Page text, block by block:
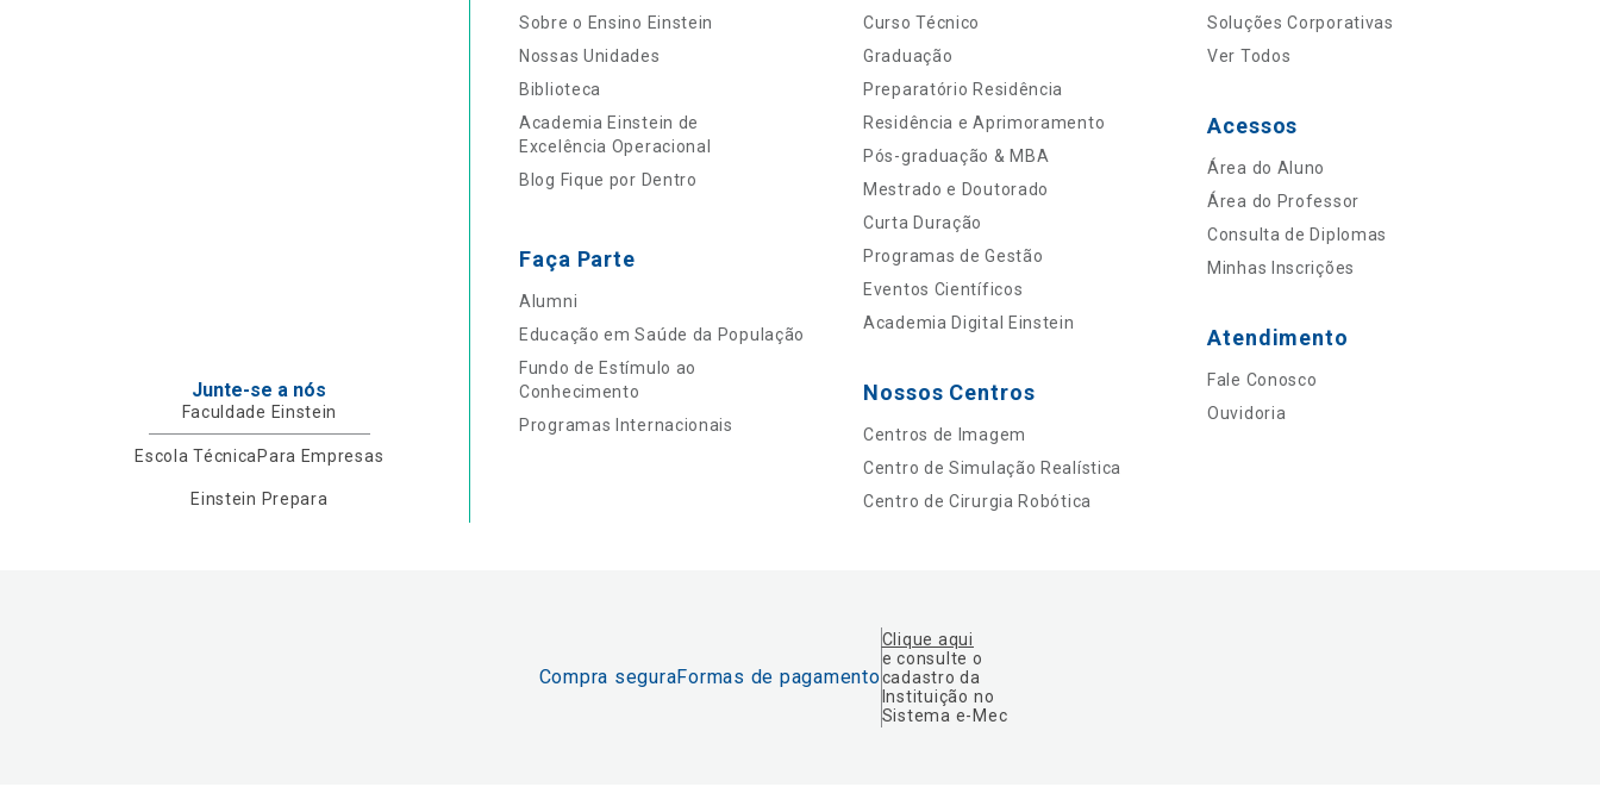
Junte-se a nós
Faculdade Einstein
Escola Técnica Para Empresas
Einstein Prepara
Sobre o Ensino Einstein
Nossas Unidades
Biblioteca
Academia Einstein de
Excelência Operacional
Blog Fique por Dentro
Faça Parte
Alumni
Educação em Saúde da População
Fundo de Estímulo ao
Conhecimento
Programas Internacionais
Curso Técnico
Graduação
Preparatório Residência
Residência e Aprimoramento
Pós-graduação & MBA
Mestrado e Doutorado
Curta Duração
Programas de Gestão
Eventos Científicos
Academia Digital Einstein
Nossos Centros
Centros de Imagem
Centro de Simulação Realística
Centro de Cirurgia Robótica
Soluções Corporativas
Ver Todos
Acessos
Área do Aluno
Área do Professor
Consulta de Diplomas
Minhas Inscrições
Atendimento
Fale Conosco
Ouvidoria
Compra seguraFormas de pagamento
Clique aqui
e consulte o
cadastro da
Instituição no
Sistema e-Mec